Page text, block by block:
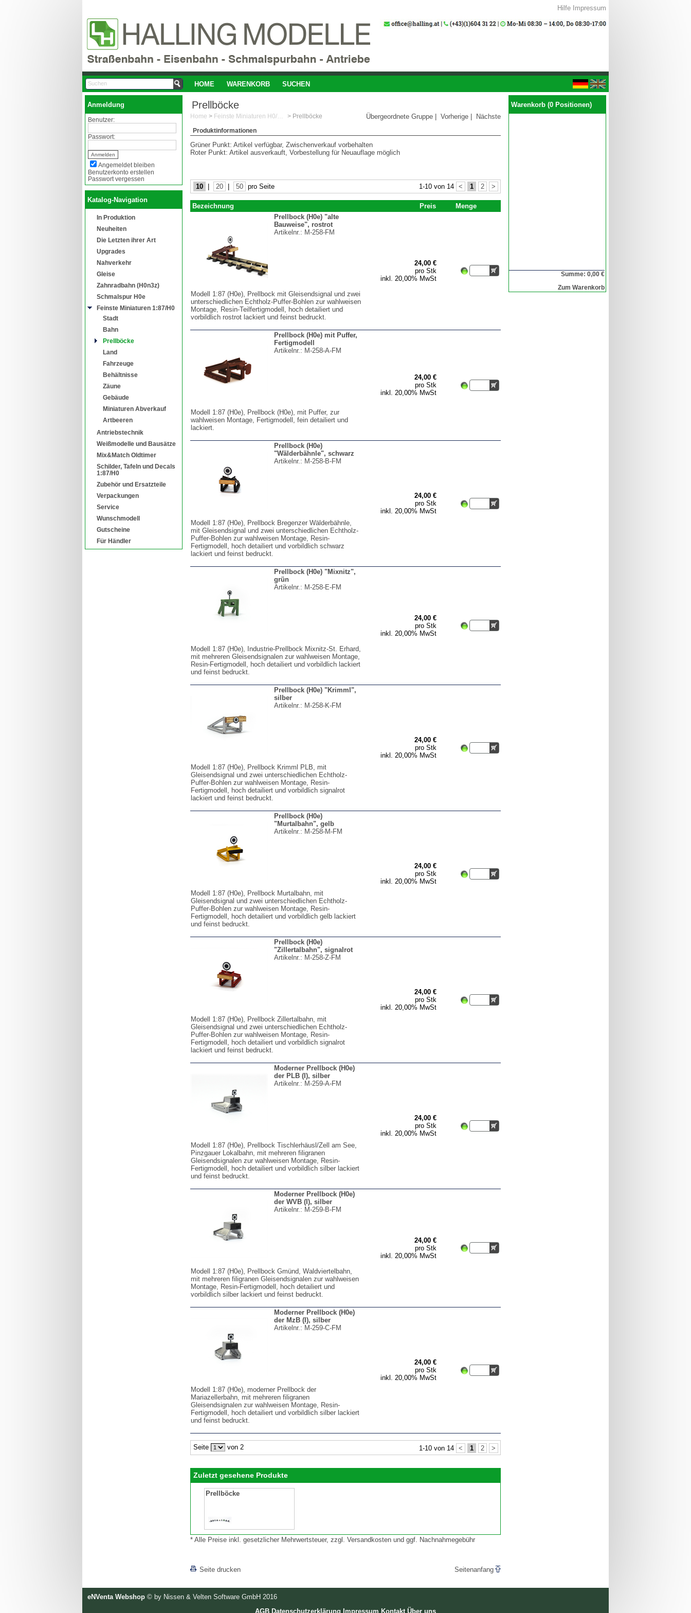
Hilfe Impressum
HOME WARENKORB SUCHEN
Anmeldung
Benutzer:
Passwort:
Angemeldet bleiben
Benutzerkonto erstellen
Passwort vergessen
Katalog-Navigation
In Produktion
Neuheiten
Die Letzten ihrer Art
Upgrades
Nahverkehr
Gleise
Zahnradbahn (H0n3z)
Schmalspur H0e
Feinste Miniaturen 1:87/H0
Stadt
Bahn
Prellböcke
Land
Fahrzeuge
Behältnisse
Zäune
Gebäude
Miniaturen Abverkauf
Artbeeren
Antriebstechnik
Weißmodelle und Bausätze
Mix&Match Oldtimer
Schilder, Tafeln und Decals
1:87/H0
Zubehör und Ersatzteile
Verpackungen
Service
Wunschmodell
Gutscheine
Für Händler
Warenkorb (0 Positionen)
Summe: 0,00 €
Zum Warenkorb
Prellböcke
Home > Feinste Miniaturen H0/1:87 > Prellböcke Übergeordnete Gruppe Vorherige Nächste
Produktinformationen
Grüner Punkt: Artikel verfügbar, Zwischenverkauf vorbehalten
Roter Punkt: Artikel ausverkauft, Vorbestellung für Neuauflage möglich
10 20 50 pro Seite 1-10 von 14 < 1 2 >
Bezeichnung Preis
Menge
Prellbock (H0e) "alte
Bauweise", rostrot
Artikelnr.: M-258-FM
Modell 1:87 (H0e), Prellbock mit Gleisendsignal und zwei
unterschiedlichen Echtholz-Puffer-Bohlen zur wahlweisen
Montage, Resin-Teilfertigmodell, hoch detailiert und
vorbildlich rostrot lackiert und feinst bedruckt.
24,00 €
pro Stk
inkl. 20,00% MwSt
Prellbock (H0e) mit Puffer,
Fertigmodell
Artikelnr.: M-258-A-FM
Modell 1:87 (H0e), Prellbock (H0e), mit Puffer, zur
wahlweisen Montage, Fertigmodell, fein detailiert und
lackiert.
24,00 €
pro Stk
inkl. 20,00% MwSt
Prellbock (H0e)
"Wälderbähnle", schwarz
Artikelnr.: M-258-B-FM
Modell 1:87 (H0e), Prellbock Bregenzer Wälderbähnle,
mit Gleisendsignal und zwei unterschiedlichen Echtholz-
Puffer-Bohlen zur wahlweisen Montage, Resin-
Fertigmodell, hoch detailiert und vorbildlich schwarz
lackiert und feinst bedruckt.
24,00 €
pro Stk
inkl. 20,00% MwSt
Prellbock (H0e) "Mixnitz",
grün
Artikelnr.: M-258-E-FM
Modell 1:87 (H0e), Industrie-Prellbock Mixnitz-St. Erhard,
mit mehreren Gleisendsignalen zur wahlweisen Montage,
Resin-Fertigmodell, hoch detailiert und vorbildlich lackiert
und feinst bedruckt.
24,00 €
pro Stk
inkl. 20,00% MwSt
Prellbock (H0e) "Krimml",
silber
Artikelnr.: M-258-K-FM
Modell 1:87 (H0e), Prellbock Krimml PLB, mit
Gleisendsignal und zwei unterschiedlichen Echtholz-
Puffer-Bohlen zur wahlweisen Montage, Resin-
Fertigmodell, hoch detailiert und vorbildlich signalrot
lackiert und feinst bedruckt.
24,00 €
pro Stk
inkl. 20,00% MwSt
Prellbock (H0e)
"Murtalbahn", gelb
Artikelnr.: M-258-M-FM
Modell 1:87 (H0e), Prellbock Murtalbahn, mit
Gleisendsignal und zwei unterschiedlichen Echtholz-
Puffer-Bohlen zur wahlweisen Montage, Resin-
Fertigmodell, hoch detailiert und vorbildlich gelb lackiert
und feinst bedruckt.
24,00 €
pro Stk
inkl. 20,00% MwSt
Prellbock (H0e)
"Zillertalbahn", signalrot
Artikelnr.: M-258-Z-FM
Modell 1:87 (H0e), Prellbock Zillertalbahn, mit
Gleisendsignal und zwei unterschiedlichen Echtholz-
Puffer-Bohlen zur wahlweisen Montage, Resin-
Fertigmodell, hoch detailiert und vorbildlich signalrot
lackiert und feinst bedruckt.
24,00 €
pro Stk
inkl. 20,00% MwSt
Moderner Prellbock (H0e)
der PLB (I), silber
Artikelnr.: M-259-A-FM
Modell 1:87 (H0e), Prellbock Tischlerhäusl/Zell am See,
Pinzgauer Lokalbahn, mit mehreren filigranen
Gleisendsignalen zur wahlweisen Montage, Resin-
Fertigmodell, hoch detailiert und vorbildlich silber lackiert
und feinst bedruckt.
24,00 €
pro Stk
inkl. 20,00% MwSt
Moderner Prellbock (H0e)
der WVB (I), silber
Artikelnr.: M-259-B-FM
Modell 1:87 (H0e), Prellbock Gmünd, Waldviertelbahn,
mit mehreren filigranen Gleisendsignalen zur wahlweisen
Montage, Resin-Fertigmodell, hoch detailiert und
vorbildlich silber lackiert und feinst bedruckt.
24,00 €
pro Stk
inkl. 20,00% MwSt
Moderner Prellbock (H0e)
der MzB (I), silber
Artikelnr.: M-259-C-FM
Modell 1:87 (H0e), moderner Prellbock der
Mariazellerbahn, mit mehreren filigranen
Gleisendsignalen zur wahlweisen Montage, Resin-
Fertigmodell, hoch detailiert und vorbildlich silber lackiert
und feinst bedruckt.
24,00 €
pro Stk
inkl. 20,00% MwSt
Seite von 2 1-10 von 14 < 1 2 >
Zuletzt gesehene Produkte
Prellböcke
* Alle Preise inkl. gesetzlicher Mehrwertsteuer, zzgl. Versandkosten und ggf. Nachnahmegebühr
Seite drucken
Seitenanfang
eNVenta Webshop © by Nissen & Velten Software GmbH 2016
AGB Datenschutzerklärung Impressum Kontakt Über uns